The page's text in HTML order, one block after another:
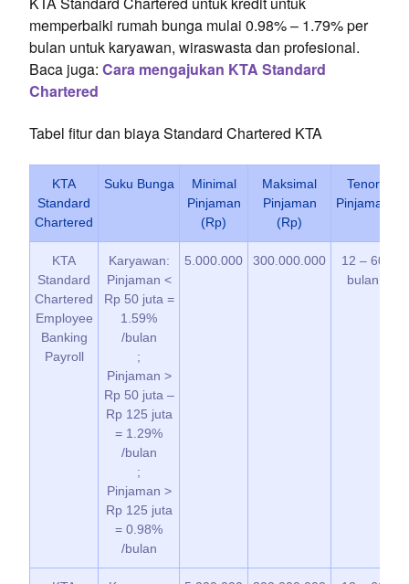
memperbaiki rumah bunga mulai 0.98% – 1.79% per
bulan untuk karyawan, wiraswasta dan profesional.
Baca juga: Cara mengajukan KTA Standard
Chartered
Tabel fitur dan biaya Standard Chartered KTA
KTA
Standard
Chartered
Suku Bunga
Minimal
Pinjaman
(Rp)
Maksimal
Pinjaman
(Rp)
Tenor
Pinjaman
KTA
Standard
Chartered
Employee
Banking
Payroll
Karyawan:
Pinjaman <
Rp 50 juta =
1.59%
/bulan
;
Pinjaman >
Rp 50 juta –
Rp 125 juta
= 1.29%
/bulan
;
Pinjaman >
Rp 125 juta
= 0.98%
/bulan
5.000.000 300.000.000
12 – 60
bulan